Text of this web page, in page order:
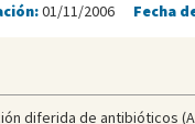
01/11/2006 Fecha
diferida de antibióticos